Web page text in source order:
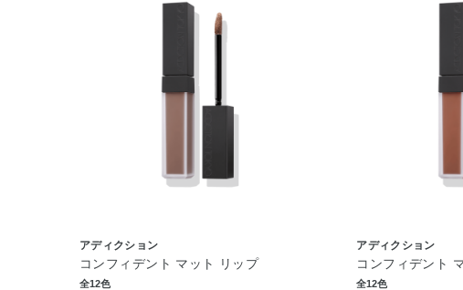
アディクション
コンフィデント マット リップ
全12色
アディクション
コンフィデント
全12色